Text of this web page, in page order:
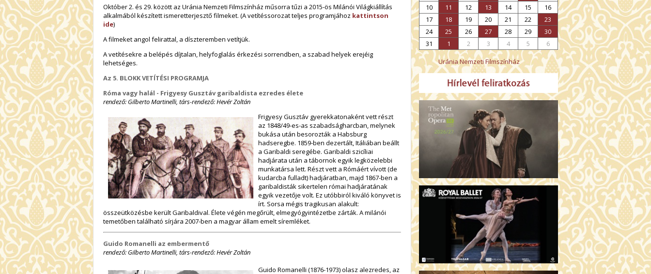
Október 2. és 29. között az Uránia Nemzeti Filmszínház műsorra tűzi a 2015-ös Milánói Világkiállítás
alkalmából készített ismeretterjesztő filmeket. (A vetítéssorozat teljes programjához kattintson
ide)
A filmeket angol felirattal, a díszteremben vetítjük.
A vetítésekre a belépés díjtalan, helyfoglalás érkezési sorrendben, a szabad helyek erejéig
lehetséges.
Az 5. BLOKK VETÍTÉSI PROGRAMJA
Róma vagy halál - Frigyesy Gusztáv garibaldista ezredes élete
rendező: Gilberto Martinelli, társ-rendező: Hevér Zoltán
Frigyesy Gusztáv gyerekkatonaként vett részt
az 1848/49-es-as szabadságharcban, melynek
bukása után besorozták a Habsburg
hadseregbe. 1859-ben dezertált, Itáliában beállt
a Garibaldi seregébe. Garibaldi szicíliai
hadjárata után a tábornok egyik legközelebbi
munkatársa lett. Részt vett a Rómáért vívott (de
kudarcba fulladt) hadjáratban, majd 1867-ben a
garibaldisták sikertelen római hadjáratának
egyik vezetője volt. Ez utóbbiról kiváló könyvet is
írt. Sorsa mégis tragikusan alakult:
összeütközésbe került Garibaldival. Élete végén megőrült, elmegyógyintézetbe zárták. A milánói
temetőben található sírjára 2007-ben a magyar állam emelt síremléket.
Guido Romanelli az embermentő
rendező: Gilberto Martinelli, társ-rendező: Hevér Zoltán
Guido Romanelli (1876-1973) olasz alezredes, az
10
11 12 13 14 15
16
17
18 19 20 21 22
23
24
25 26 27 28 29
30
31
1 2 3 4 5 6
Uránia Nemzeti Filmszínház